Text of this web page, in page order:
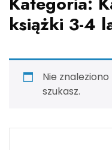
książki 3-4
Nie
szukasz.